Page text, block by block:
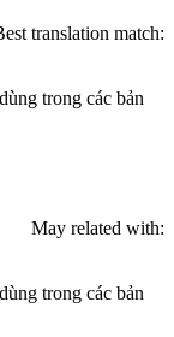
translation match:
trong các bản
May related with:
trong các bản